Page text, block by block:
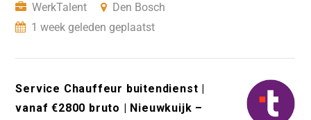
WerkTalent
Den Bosch
1 week geleden geplaatst
Service Chauffeur buitendienst |
vanaf €2800 bruto | Nieuwkuijk –